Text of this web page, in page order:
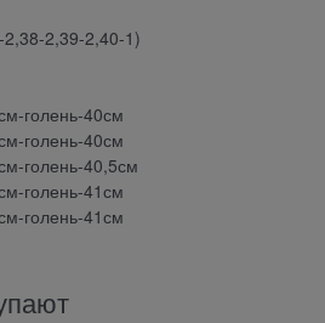
2,39-2,40-1)
голень-40см
голень-40см
голень-40,5см
голень-41см
голень-41см